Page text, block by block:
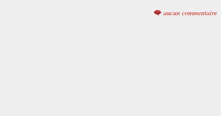
aucun commentaire